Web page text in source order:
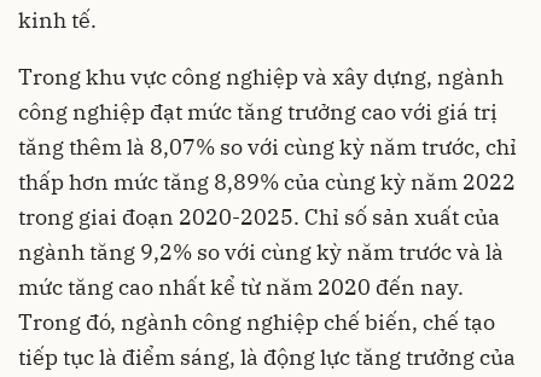
kinh tế.
Trong khu vực công nghiệp và xây dựng, ngành
công nghiệp đạt mức tăng trưởng cao với giá trị
tăng thêm là 8,07% so với cùng kỳ năm trước, chỉ
thấp hơn mức tăng 8,89% của cùng kỳ năm 2022
trong giai đoạn 2020-2025. Chỉ số sản xuất của
ngành tăng 9,2% so với cùng kỳ năm trước và là
mức tăng cao nhất kể từ năm 2020 đến nay.
Trong đó, ngành công nghiệp chế biến, chế tạo
tiếp tục là điểm sáng, là động lực tăng trưởng của